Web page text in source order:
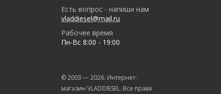
Есть вопрос - напиши нам
vladdiesel@mail.ru
Рабочее время
Пн-Вс 8:00 - 19:00
© 2003 —2026. Интернет-
магазин VLADDIESEL. Все права